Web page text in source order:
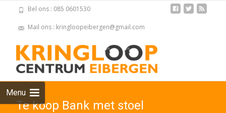
Bel ons : 085 0601530
Mail ons : kringloopeibergen@gmail.com
Menu
Te koop Bank met stoel